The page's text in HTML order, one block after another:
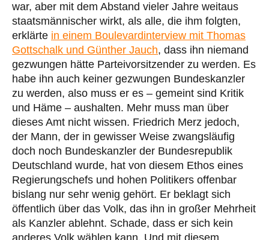
war, aber mit dem Abstand vieler Jahre weitaus
staatsmännischer wirkt, als alle, die ihm folgten,
erklärte in einem Boulevardinterview mit Thomas
Gottschalk und Günther Jauch, dass ihn niemand
gezwungen hätte Parteivorsitzender zu werden. Es
habe ihn auch keiner gezwungen Bundeskanzler
zu werden, also muss er es – gemeint sind Kritik
und Häme – aushalten. Mehr muss man über
dieses Amt nicht wissen. Friedrich Merz jedoch,
der Mann, der in gewisser Weise zwangsläufig
doch noch Bundeskanzler der Bundesrepublik
Deutschland wurde, hat von diesem Ethos eines
Regierungschefs und hohen Politikers offenbar
bislang nur sehr wenig gehört. Er beklagt sich
öffentlich über das Volk, das ihn in großer Mehrheit
als Kanzler ablehnt. Schade, dass er sich kein